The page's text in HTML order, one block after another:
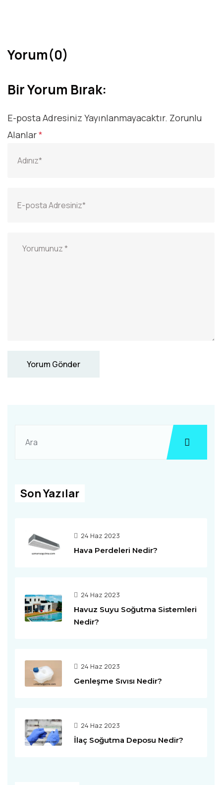
Yorum(0)
Bir Yorum Bırak:
E-posta Adresiniz Yayınlanmayacaktır. Zorunlu
Alanlar*
Yorum Gönder
Son Yazılar
24 Haz 2023
Hava Perdeleri Nedir?
24 Haz 2023
Havuz Suyu Soğutma Sistemleri
Nedir?
24 Haz 2023
Genleşme Sıvısı Nedir?
24 Haz 2023
İlaç Soğutma Deposu Nedir?